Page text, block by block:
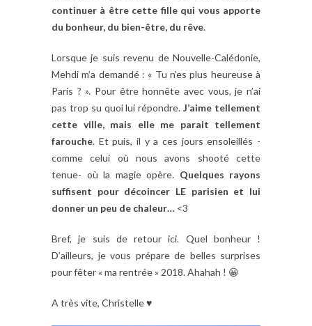
continuer à être cette fille qui vous apporte
du bonheur, du bien-être, du rêve.
Lorsque je suis revenu de Nouvelle-Calédonie,
Mehdi m’a demandé : « Tu n’es plus heureuse à
Paris ? ». Pour être honnête avec vous, je n’ai
pas trop su quoi lui répondre.J’aime tellement
cette ville, mais elle me parait tellement
farouche. Et puis, il y a ces jours ensoleillés -
comme celui où nous avons shooté cette
tenue- où la magie opère. Quelques rayons
suffisent pour décoincer LE parisien et lui
donner un peu de chaleur… <3
Bref, je suis de retour ici. Quel bonheur !
D’ailleurs, je vous prépare de belles surprises
pour fêter « ma rentrée » 2018. Ahahah ! 😀
A très vite, Christelle ♥